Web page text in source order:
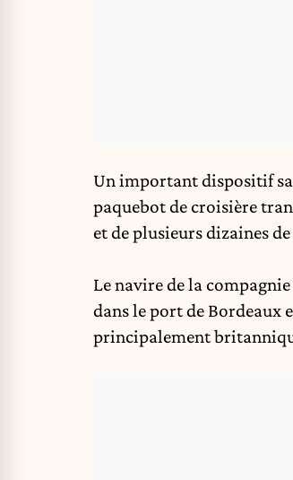
Un important dispositif
paquebot de croisière
et de plusieurs dizaines
Le navire de la
dans le port de Bordeaux
principalement